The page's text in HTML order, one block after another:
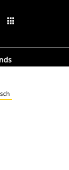
apps